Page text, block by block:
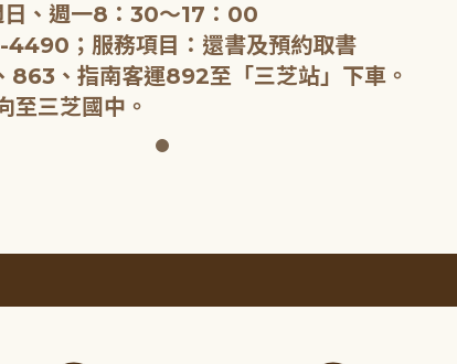
、週一8：30～17：00
；服務項目：還書及預約取書
、指南客運892至「三芝站」下車。
至三芝國中。